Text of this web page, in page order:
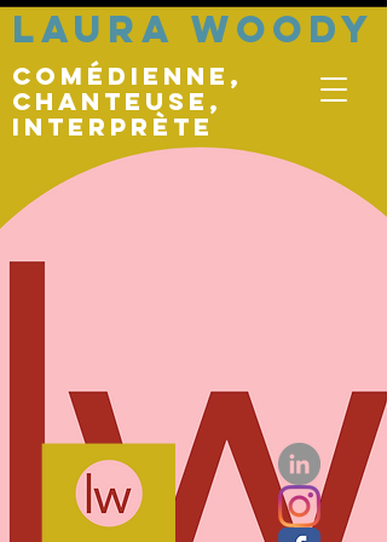
LAURA WOODY
comédienne,
chanteuse,
interprète